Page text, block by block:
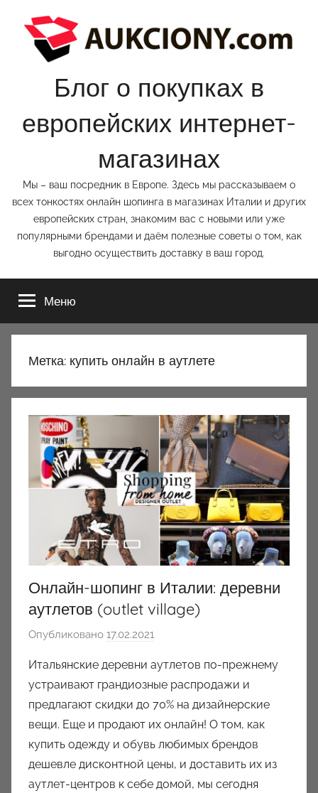
содержимому
Блог о покупках в
европейских интернет-
магазинах
Мы – ваш посредник в Европе. Здесь мы рассказываем о
всех тонкостях онлайн шопинга в магазинах Италии и других
европейских стран, знакомим вас с новыми или уже
популярными брендами и даём полезные советы о том, как
выгодно осуществить доставку в ваш город.
Меню
Метка: купить онлайн в аутлете
Онлайн-шопинг в Италии: деревни
аутлетов (outlet village)
Опубликовано 17.02.2021
т
о
р
о
м
a
u
Итальянские деревни аутлетов по-прежнему
устраивают грандиозные распродажи и
предлагают скидки до 70% на дизайнерские
вещи. Еще и продают их онлайн! О том, как
купить одежду и обувь любимых брендов
дешевле дисконтной цены, и доставить их из
аутлет-центров к себе домой, мы сегодня